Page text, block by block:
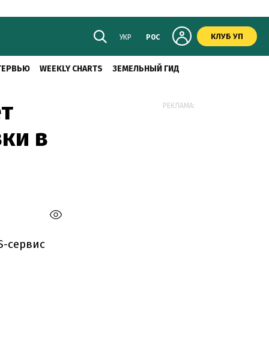
УКР РОС КЛУБ УП
WEEKLY CHARTS ЗЕМЕЛЬНЫЙ ГИД
в
сервис
РЕКЛАМА: